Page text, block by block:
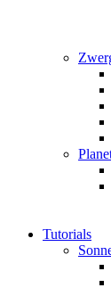
Tutorials